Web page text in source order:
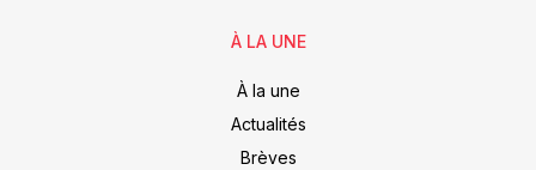
À LA UNE
À la une
Actualités
Brèves